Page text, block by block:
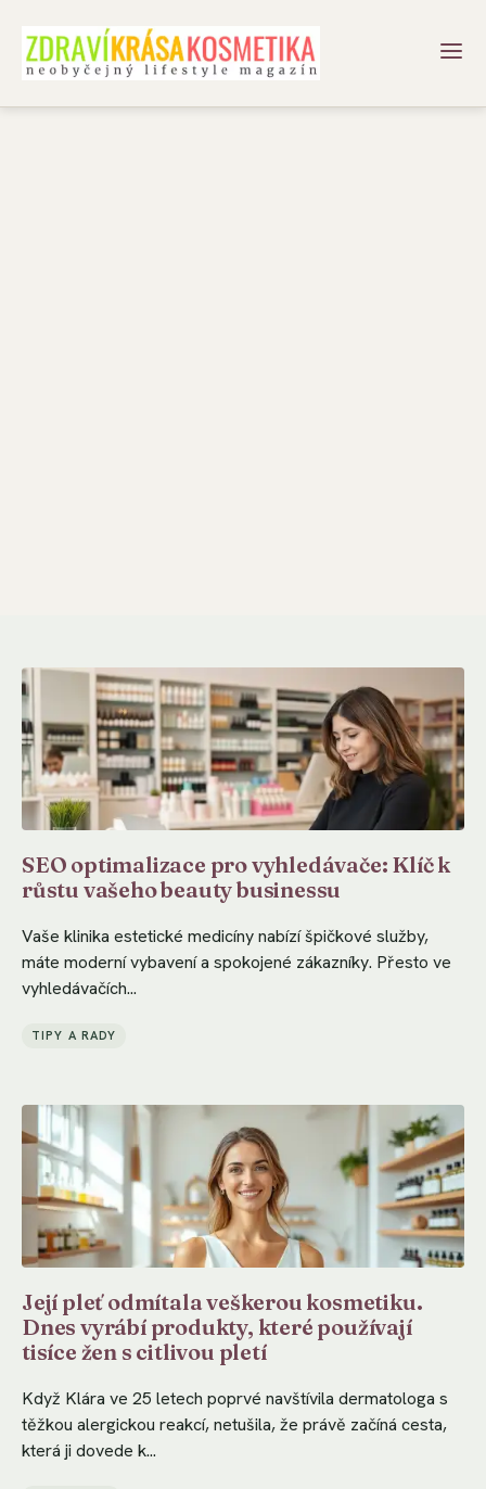
SEO optimalizace pro vyhledávače: Klíč k
růstu vašeho beauty businessu
Vaše klinika estetické medicíny nabízí špičkové služby,
máte moderní vybavení a spokojené zákazníky. Přesto ve
vyhledávačích...
TIPY A RADY
Její pleť odmítala veškerou kosmetiku.
Dnes vyrábí produkty, které používají
tisíce žen s citlivou pletí
Když Klára ve 25 letech poprvé navštívila dermatologa s
těžkou alergickou reakcí, netušila, že právě začíná cesta,
která ji dovede k...